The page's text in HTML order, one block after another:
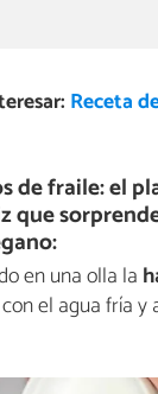
Receta
de fraile: el
que
en una olla la
el agua fría y